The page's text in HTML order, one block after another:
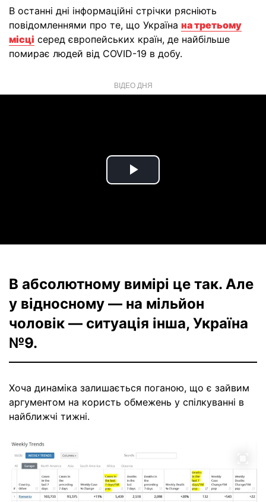
В останні дні інформаційні стрічки рясніють
повідомленнями про те, що Україна на третьому
місці серед європейських країн, де найбільше
помирає людей від COVID-19 в добу.
ВІДЕО ДНЯ
Play
В абсолютному вимірі це так. Але
у відносному — на мільйон
чоловік — ситуація інша, Україна
№9.
Хоча динаміка залишається поганою, що є зайвим
аргументом на користь обмежень у спілкуванні в
найближчі тижні.